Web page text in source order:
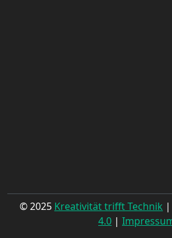
© 2025 Kreativität trifft Technik |
4.0 |